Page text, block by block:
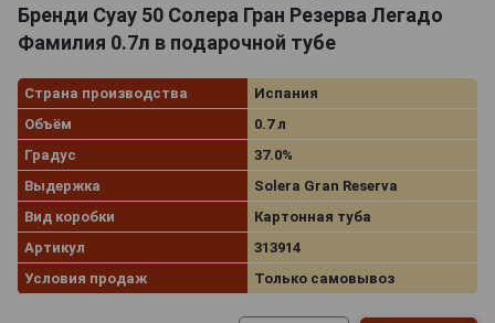
Бренди Суау 50 Солера Гран Резерва Легадо
Фамилия 0.7л в подарочной тубе
Страна производства
Испания
Объём
0.7 л
Градус
37.0%
Выдержка
Solera Gran Reserva
Вид коробки
Картонная туба
Артикул
313914
Условия продаж
Только самовывоз